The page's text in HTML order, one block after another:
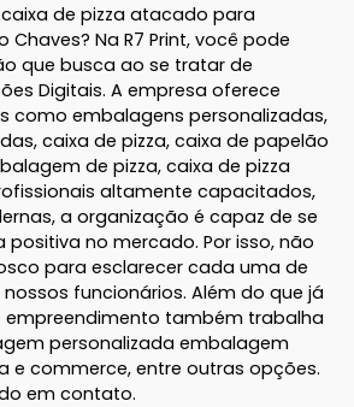
de pizza atacado para
Chaves? Na R7 Print, você pode
que busca ao se tratar de
Digitais. A empresa oferece
como embalagens personalizadas,
caixa de pizza, caixa de papelão
de pizza, caixa de pizza
altamente capacitados,
a organização é capaz de se
no mercado. Por isso, não
para esclarecer cada uma de
funcionários. Além do que já
empreendimento também trabalha
personalizada embalagem
e commerce, entre outras opções.
em contato.